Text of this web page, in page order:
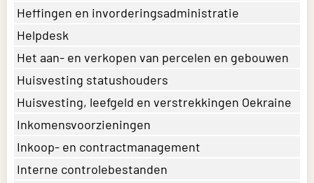
Heffingen en invorderingsadministratie
Helpdesk
Het aan- en verkopen van percelen en gebouwen
Huisvesting statushouders
Huisvesting, leefgeld en verstrekkingen Oekraine
Inkomensvoorzieningen
Inkoop- en contractmanagement
Interne controlebestanden